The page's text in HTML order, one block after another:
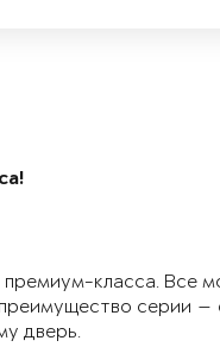
класса. Все
серии —
дверь.